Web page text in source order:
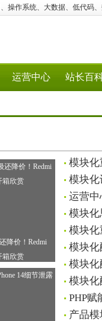
、操作系统、大数据、低代码
运营中心 站长百
降价！Redmi
箱欣赏
模块
模块
运营
模块
模块
模块
模块
模块化
PHP
产品